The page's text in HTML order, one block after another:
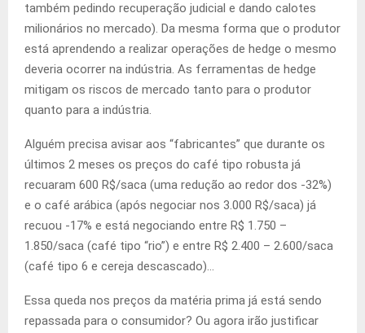
também pedindo recuperação judicial e dando calotes
milionários no mercado). Da mesma forma que o produtor
está aprendendo a realizar operações de hedge o mesmo
deveria ocorrer na indústria. As ferramentas de hedge
mitigam os riscos de mercado tanto para o produtor
quanto para a indústria.
Alguém precisa avisar aos “fabricantes” que durante os
últimos 2 meses os preços do café tipo robusta já
recuaram 600 R$/saca (uma redução ao redor dos -32%)
e o café arábica (após negociar nos 3.000 R$/saca) já
recuou -17% e está negociando entre R$ 1.750 –
1.850/saca (café tipo “rio”) e entre R$ 2.400 – 2.600/saca
(café tipo 6 e cereja descascado)…
Essa queda nos preços da matéria prima já está sendo
repassada para o consumidor? Ou agora irão justificar